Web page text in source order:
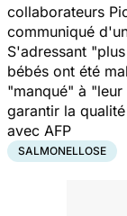
collaborateurs
communiqué
S'adressant
bébés ont été
"manqué" à
garantir la
avec AFP
SALMONELLOSE